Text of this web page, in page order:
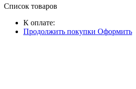
Список товаров
К оплате:
Продолжить покупки Оформить